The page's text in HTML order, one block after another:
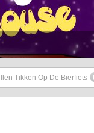
Tikken Op De Bierfiets